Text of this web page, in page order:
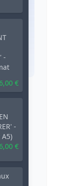
-
6,00 €
-
6,00 €